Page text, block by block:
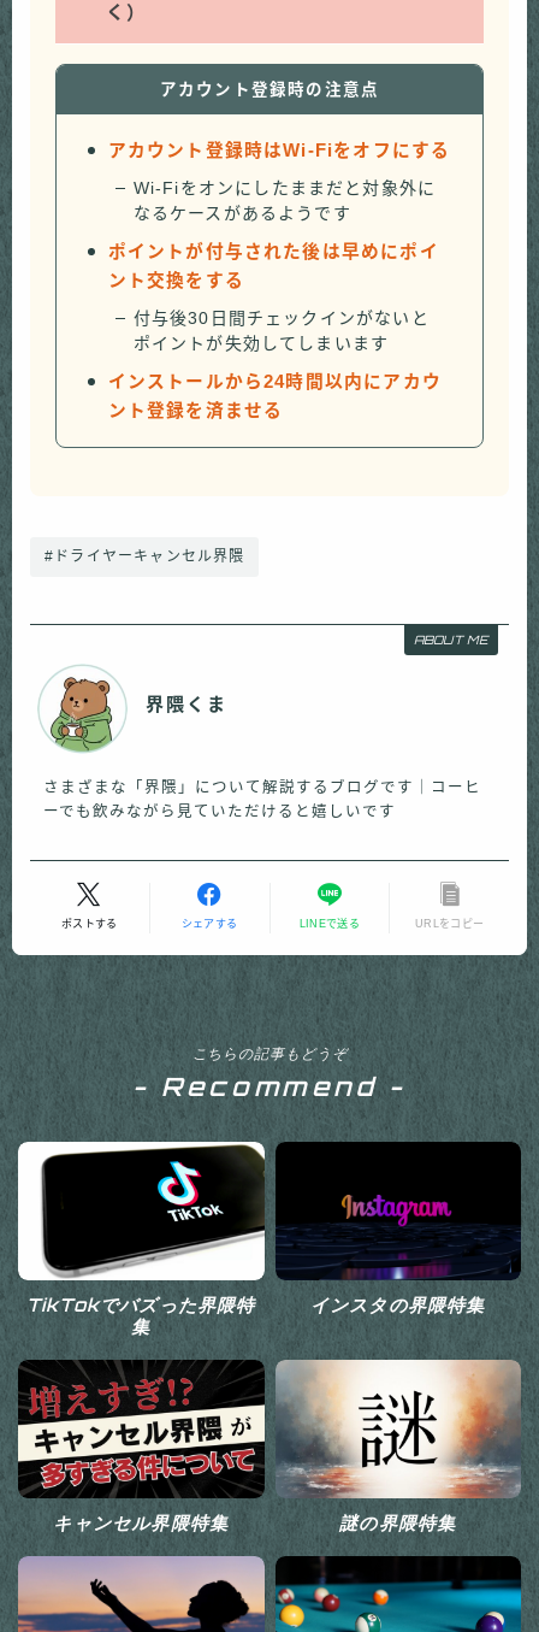
く）
アカウント登録時の注意点
アカウント登録時はWi-Fiをオフにする
Wi-Fiをオンにしたままだと対象外に
なるケースがあるようです
ポイントが付与された後は早めにポイ
ント交換をする
付与後30日間チェックインがないと
ポイントが失効してしまいます
インストールから24時間以内にアカウ
ント登録を済ませる
#ドライヤーキャンセル界隈
ABOUT ME
界隈くま
さまざまな「界隈」について解説するブログです｜コーヒ
ーでも飲みながら見ていただけると嬉しいです
ポストする シェアする LINEで送る URLをコピー
こちらの記事もどうぞ
- Recommend -
TikTokでバズった界隈特
集
インスタの界隈特集
キャンセル界隈特集 謎の界隈特集